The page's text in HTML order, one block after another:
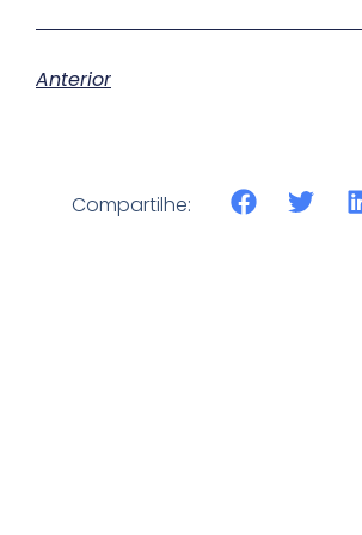
Anterior
Compartilhe: